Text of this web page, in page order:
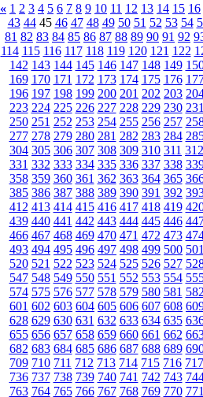
« 1 2 3 4 5 6 7 8 9 10 11 12 13 14 15 16
43 4445 46 47 48 49 50 51 52 53 54
81 82 83 84 85 86 87 88 89 90 91 92
114 115 116 117 118 119 120 121 122
142 143 144 145 146 147 148 149
169 170 171 172 173 174 175 176
196 197 198 199 200 201 202 203
223 224 225 226 227 228 229 230
250 251 252 253 254 255 256 257
277 278 279 280 281 282 283 284
304 305 306 307 308 309 310 311 312
331 332 333 334 335 336 337 338
358 359 360 361 362 363 364 365
385 386 387 388 389 390 391 392
412 413 414 415 416 417 418 419
439 440 441 442 443 444 445 446
466 467 468 469 470 471 472 473
493 494 495 496 497 498 499 500
520 521 522 523 524 525 526 527
547 548 549 550 551 552 553 554
574 575 576 577 578 579 580 581
601 602 603 604 605 606 607 608
628 629 630 631 632 633 634 635
655 656 657 658 659 660 661 662
682 683 684 685 686 687 688 689
709 710 711 712 713 714 715 716 717
736 737 738 739 740 741 742 743
763 764 765 766 767 768 769 770